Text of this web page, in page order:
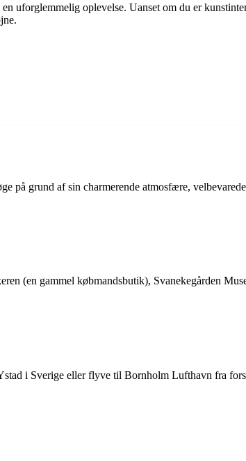
uforglemmelig oplevelse. Uanset om du er
på grund af sin charmerende atmosfære,
(en gammel købmandsbutik), Svanekegården
i Sverige eller flyve til Bornholm Lufthavn fra